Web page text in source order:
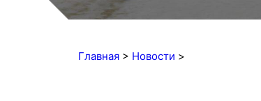
Главная > Новости >